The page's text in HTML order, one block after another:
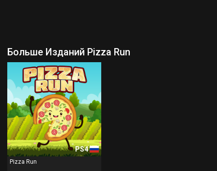
Больше Изданий Pizza Run
PS4
Pizza Run